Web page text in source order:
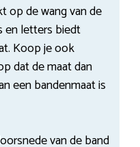
op de wang van de
en letters biedt
Koop je ook
dat de maat dan
een bandenmaat is
van de band